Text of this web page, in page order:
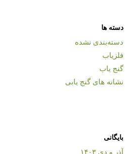
دسته ها
دسته‌بندی نشده
فلزیاب
گنج یاب
نشانه های گنج یابی
بایگانی
آذر و دی ۱۴۰۳